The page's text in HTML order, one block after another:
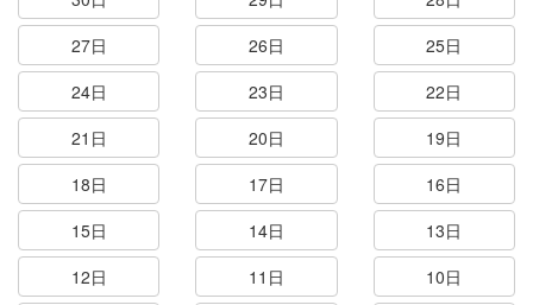
27日
26日
25日
24日
23日
22日
21日
20日
19日
18日
17日
16日
15日
14日
13日
12日
11日
10日